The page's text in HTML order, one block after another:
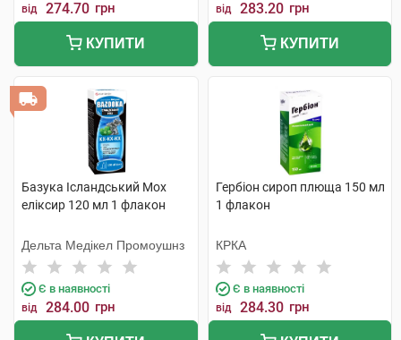
від 274.70 грн
КУПИТИ
від 283.20 грн
КУПИТИ
Базука Ісландський Мох
еліксир 120 мл 1 флакон
Дельта Медікел Промоушнз
Є в наявності
від 284.00 грн
Гербіон сироп плюща 150 мл
1 флакон
КРКА
Є в наявності
від 284.30 грн